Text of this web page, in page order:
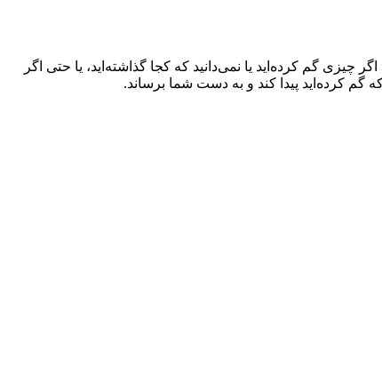
گم کرده‌اید یا نمی‌دانید که کجا گذاشته‌اید، یا حتی اگر
گم کرده‌اید پیدا کند و به دست شما برساند.